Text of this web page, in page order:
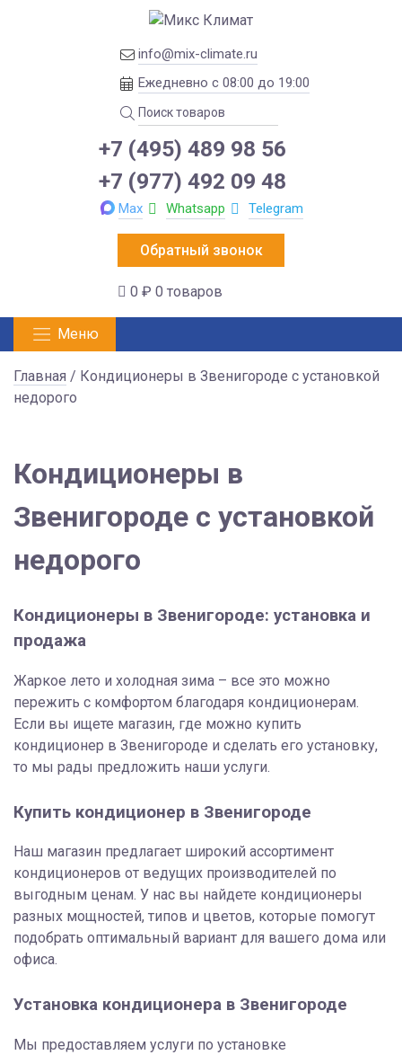
info@mix-climate.ru
Ежедневно с 08:00 до 19:00
+7 (495) 489 98 56
+7 (977) 492 09 48
Max Whatsapp Telegram
Обратный звонок
0 ₽ 0 товаров
Меню
Главная / Кондиционеры в Звенигороде с установкой
недорого
Кондиционеры в
Звенигороде с установкой
недорого
Кондиционеры в Звенигороде: установка и
продажа
Жаркое лето и холодная зима – все это можно
пережить с комфортом благодаря кондиционерам.
Если вы ищете магазин, где можно купить
кондиционер в Звенигороде и сделать его установку,
то мы рады предложить наши услуги.
Купить кондиционер в Звенигороде
Наш магазин предлагает широкий ассортимент
кондиционеров от ведущих производителей по
выгодным ценам. У нас вы найдете кондиционеры
разных мощностей, типов и цветов, которые помогут
подобрать оптимальный вариант для вашего дома или
офиса.
Установка кондиционера в Звенигороде
Мы предоставляем услуги по установке